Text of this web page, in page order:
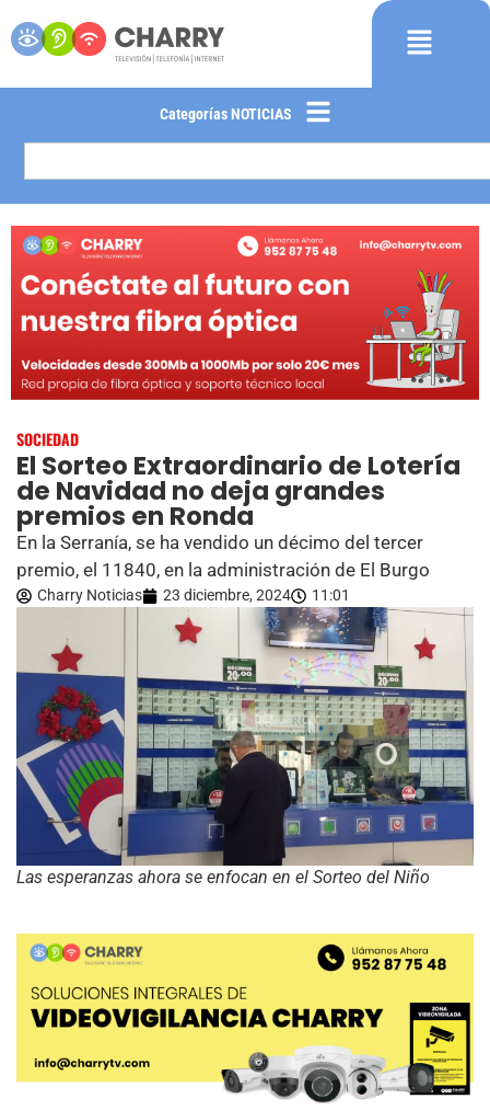
Categorías NOTICIAS
SOCIEDAD
El Sorteo Extraordinario de Lotería
de Navidad no deja grandes
premios en Ronda
En la Serranía, se ha vendido un décimo del tercer
premio, el 11840, en la administración de El Burgo
Charry Noticias 23 diciembre, 2024 11:01
Las esperanzas ahora se enfocan en el Sorteo del Niño